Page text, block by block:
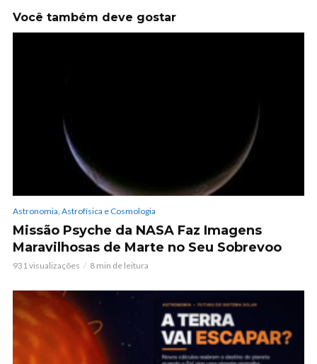
Você também deve gostar
Astronomia, Astrofísica e Cosmologia
Missão Psyche da NASA Faz Imagens
Maravilhosas de Marte no Seu Sobrevoo
931 visualizações 8 min de leitura